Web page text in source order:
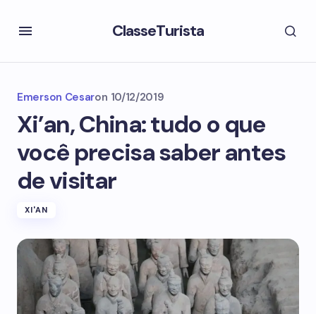
ClasseTurista
Emerson Cesaron 10/12/2019
Xi’an, China: tudo o que
você precisa saber antes
de visitar
XI'AN